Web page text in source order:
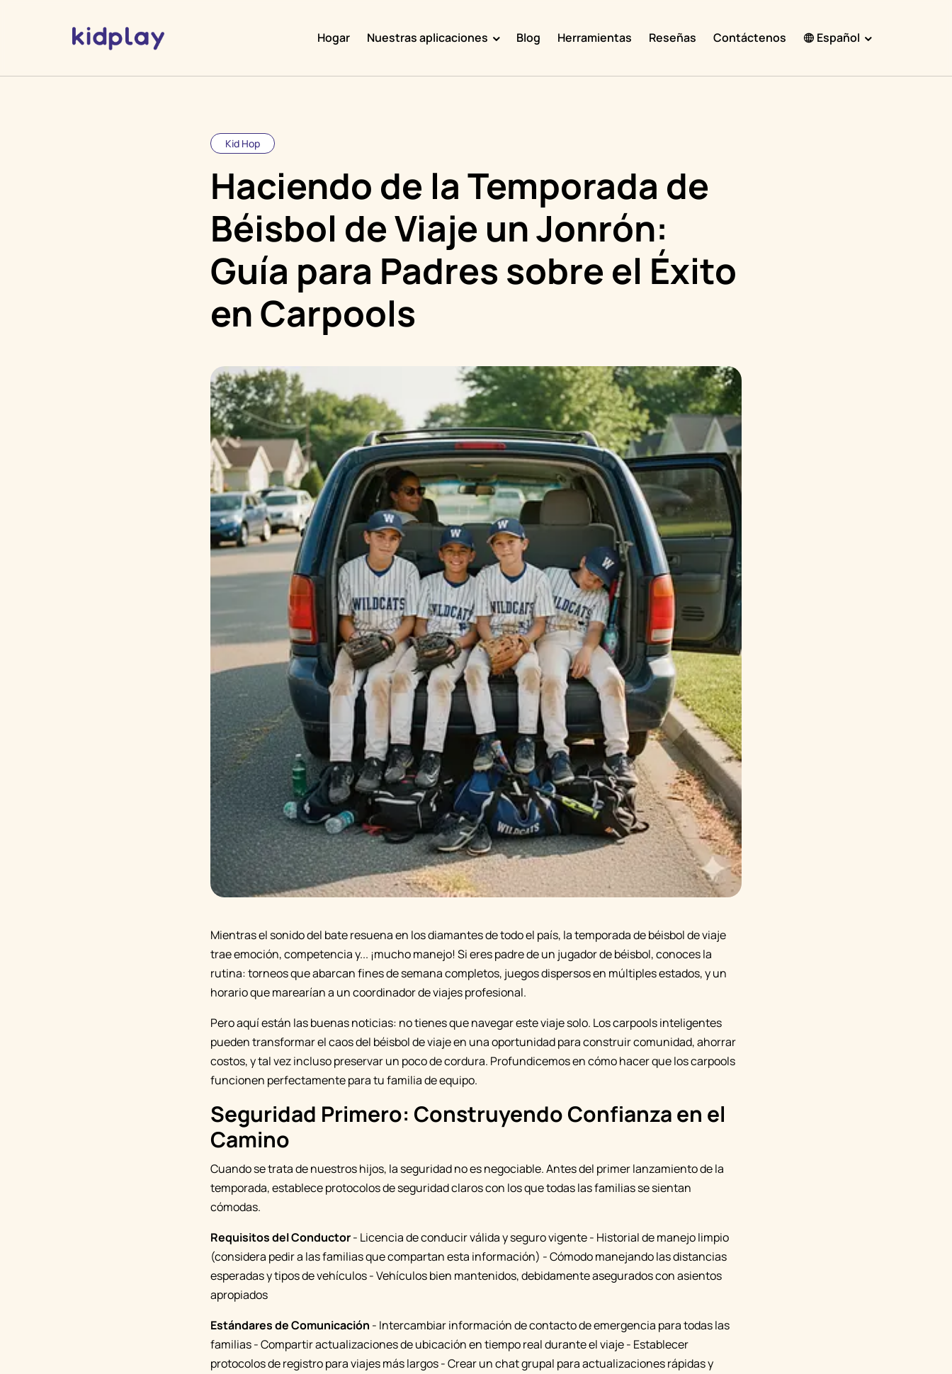
Hogar Nuestras aplicaciones
Fever Whiz
Blog Herramientas Reseñas Contáctenos Español
Kid Hop
Haciendo de la Temporada de
Béisbol de Viaje un Jonrón:
Guía para Padres sobre el Éxito
en Carpools
Mientras el sonido del bate resuena en los diamantes de todo el país, la temporada de béisbol de viaje
trae emoción, competencia y... ¡mucho manejo! Si eres padre de un jugador de béisbol, conoces la
rutina: torneos que abarcan fines de semana completos, juegos dispersos en múltiples estados, y un
horario que marearían a un coordinador de viajes profesional.
Pero aquí están las buenas noticias: no tienes que navegar este viaje solo. Los carpools inteligentes
pueden transformar el caos del béisbol de viaje en una oportunidad para construir comunidad, ahorrar
costos, y tal vez incluso preservar un poco de cordura. Profundicemos en cómo hacer que los carpools
funcionen perfectamente para tu familia de equipo.
Seguridad Primero: Construyendo Confianza en el
Camino
Cuando se trata de nuestros hijos, la seguridad no es negociable. Antes del primer lanzamiento de la
temporada, establece protocolos de seguridad claros con los que todas las familias se sientan
cómodas.
Requisitos del Conductor- Licencia de conducir válida y seguro vigente - Historial de manejo limpio
(considera pedir a las familias que compartan esta información) - Cómodo manejando las distancias
esperadas y tipos de vehículos - Vehículos bien mantenidos, debidamente asegurados con asientos
apropiados
Estándares de Comunicación - Intercambiar información de contacto de emergencia para todas las
familias - Compartir actualizaciones de ubicación en tiempo real durante el viaje - Establecer
protocolos de registro para viajes más largos - Crear un chat grupal para actualizaciones rápidas y